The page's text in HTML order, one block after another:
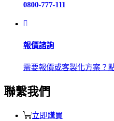
0800-777-111
報價諮詢
需要報價或客製化方案？
聯繫我們
立即購買